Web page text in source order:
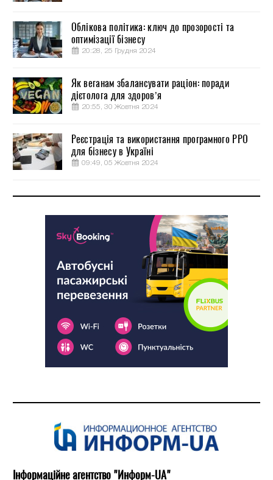
Облікова політика: ключ до прозорості та
оптимізації бізнесу
20:28, 25 Грудня 2024
Як веганам збалансувати раціон: поради
дієтолога для здоров’я
20:55, 30 Жовтня 2024
Реєстрація та використання програмного РРО
для бізнесу в Україні
09:49, 05 Жовтня 2024
Інформаційне агентство "Информ-UA"